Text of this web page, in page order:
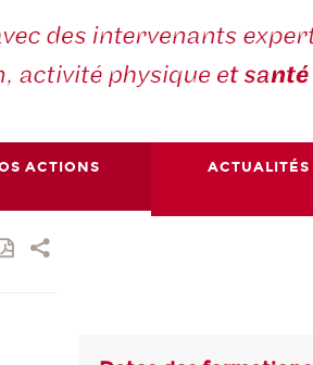
ACTIONS ACTUALITÉS